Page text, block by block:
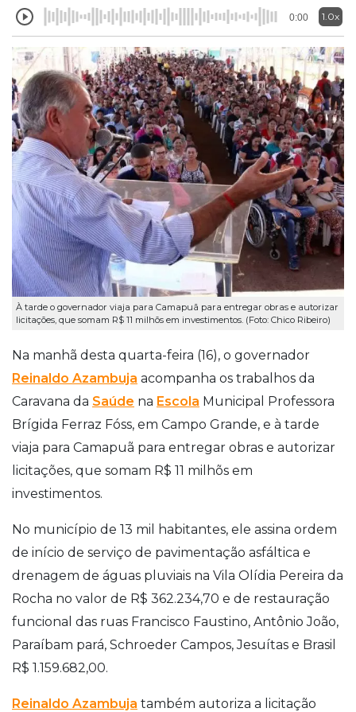
0:00 1.0x
À tarde o governador viaja para Camapuã para entregar obras e autorizar
licitações, que somam R$ 11 milhõs em investimentos. (Foto: Chico Ribeiro)
Na manhã desta quarta-feira (16), o governador
Reinaldo Azambuja acompanha os trabalhos da
Caravana da Saúde na Escola Municipal Professora
Brígida Ferraz Fóss, em Campo Grande, e à tarde
viaja para Camapuã para entregar obras e autorizar
licitações, que somam R$ 11 milhõs em
investimentos.
No município de 13 mil habitantes, ele assina ordem
de início de serviço de pavimentação asfáltica e
drenagem de águas pluviais na Vila Olídia Pereira da
Rocha no valor de R$ 362.234,70 e de restauração
funcional das ruas Francisco Faustino, Antônio João,
Paraíbam pará, Schroeder Campos, Jesuítas e Brasil
R$ 1.159.682,00.
Reinaldo Azambuja também autoriza a licitação